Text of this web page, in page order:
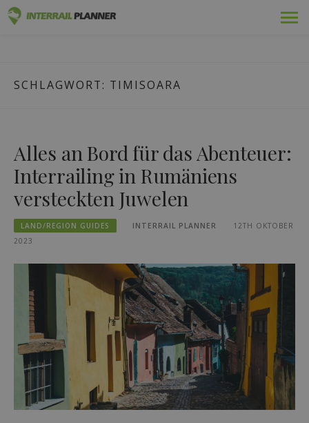
Pässe
Länder-Führer
Einloggen
Neue Reise planen!
SCHLAGWORT: TIMISOARA
Alles an Bord für das Abenteuer:
Interrailing in Rumäniens
versteckten Juwelen
LAND/REGION GUIDES INTERRAIL PLANNER
12TH OKTOBER
2023